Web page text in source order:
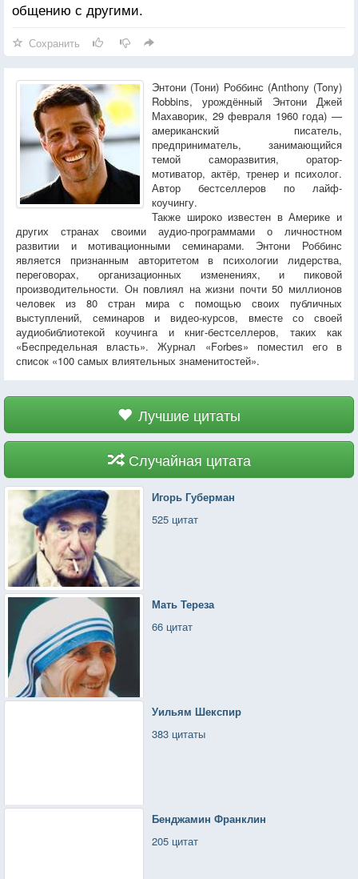
общению с другими.
Сохранить
Энтони (Тони) Роббинс (Anthony (Tony)
Robbins, урождённый Энтони Джей
Махаворик, 29 февраля 1960 года) —
американский писатель,
предприниматель, занимающийся
темой саморазвития, оратор-
мотиватор, актёр, тренер и психолог.
Автор бестселлеров по лайф-
коучингу.
Также широко известен в Америке и
других странах своими аудио-программами о личностном
развитии и мотивационными семинарами. Энтони Роббинс
является признанным авторитетом в психологии лидерства,
переговорах, организационных изменениях, и пиковой
производительности. Он повлиял на жизни почти 50 миллионов
человек из 80 стран мира с помощью своих публичных
выступлений, семинаров и видео-курсов, вместе со своей
аудиобиблиотекой коучинга и книг-бестселлеров, таких как
«Беспредельная власть». Журнал «Forbes» поместил его в
список «100 самых влиятельных знаменитостей».
Лучшие цитаты
Случайная цитата
Игорь Губерман
525 цитат
Мать Тереза
66 цитат
Уильям Шекспир
383 цитаты
Бенджамин Франклин
205 цитат